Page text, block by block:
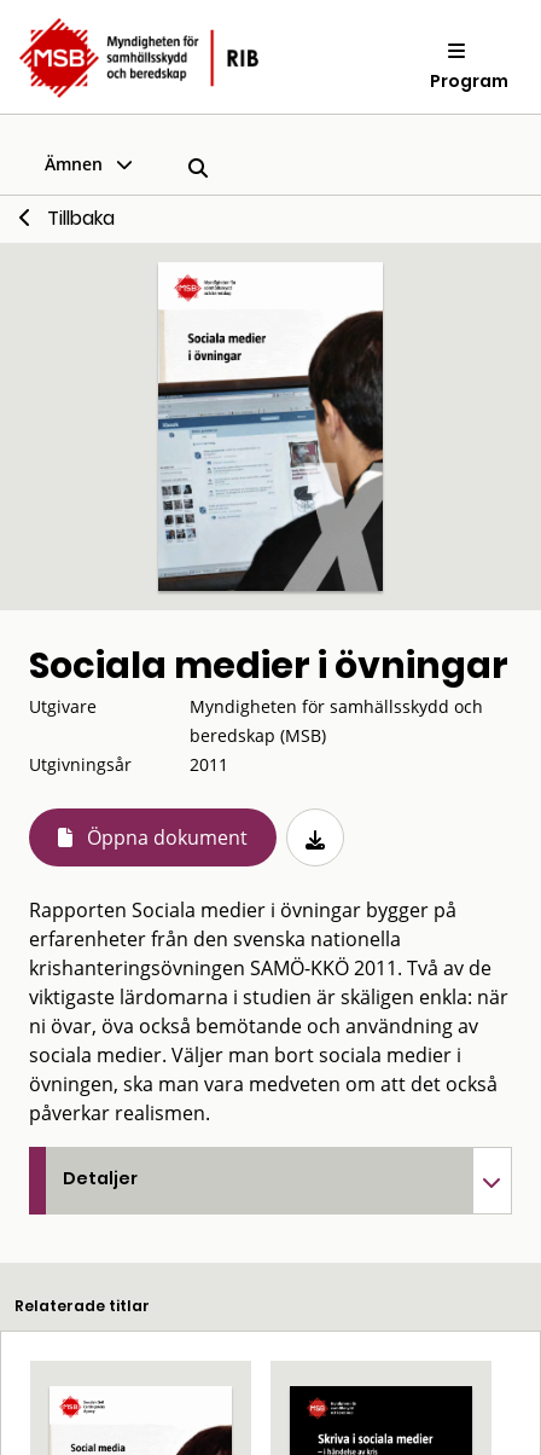
Program
Ämnen
Tillbaka
Sociala medier i övningar
Utgivare
Myndigheten för samhällsskydd och
beredskap (MSB)
Utgivningsår
2011
Öppna dokument
Rapporten Sociala medier i övningar bygger på
erfarenheter från den svenska nationella
krishanteringsövningen SAMÖ-KKÖ 2011. Två av de
viktigaste lärdomarna i studien är skäligen enkla: när
ni övar, öva också bemötande och användning av
sociala medier. Väljer man bort sociala medier i
övningen, ska man vara medveten om att det också
påverkar realismen.
Detaljer
Relaterade titlar